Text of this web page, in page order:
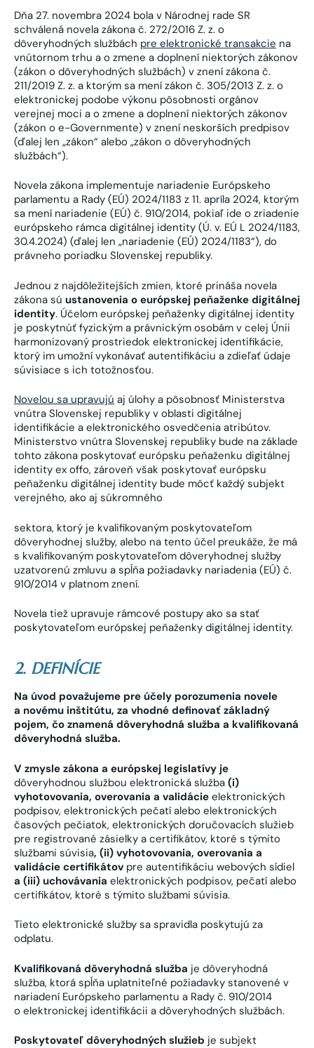
Dňa 27. novembra 2024 bola v Národnej rade SR
schválená novela zákona č. 272/2016 Z. z. o
dôveryhodných službách pre elektronické transakcie na
vnútornom trhu a o zmene a doplnení niektorých zákonov
(zákon o dôveryhodných službách) v znení zákona č.
211/2019 Z. z. a ktorým sa mení zákon č. 305/2013 Z. z. o
elektronickej podobe výkonu pôsobnosti orgánov
verejnej moci a o zmene a doplnení niektorých zákonov
(zákon o e-Governmente) v znení neskorších predpisov
(ďalej len „zákon“ alebo „zákon o dôveryhodných
službách“).
Novela zákona implementuje nariadenie Európskeho
parlamentu a Rady (EÚ) 2024/1183 z 11. apríla 2024, ktorým
sa mení nariadenie (EÚ) č. 910/2014, pokiaľ ide o zriadenie
európskeho rámca digitálnej identity (Ú. v. EÚ L 2024/1183,
30.4.2024) (ďalej len „nariadenie (EÚ) 2024/1183“), do
právneho poriadku Slovenskej republiky.
Jednou z najdôležitejších zmien, ktoré prináša novela
zákona sú ustanovenia o európskej peňaženke digitálnej
identity. Účelom európskej peňaženky digitálnej identity
je poskytnúť fyzickým a právnickým osobám v celej Únii
harmonizovaný prostriedok elektronickej identifikácie,
ktorý im umožní vykonávať autentifikáciu a zdieľať údaje
súvisiace s ich totožnosťou.
Novelou sa upravujú aj úlohy a pôsobnosť Ministerstva
vnútra Slovenskej republiky v oblasti digitálnej
identifikácie a elektronického osvedčenia atribútov.
Ministerstvo vnútra Slovenskej republiky bude na základe
tohto zákona poskytovať európsku peňaženku digitálnej
identity ex offo, zároveň však poskytovať európsku
peňaženku digitálnej identity bude môcť každý subjekt
verejného, ako aj súkromného
sektora, ktorý je kvalifikovaným poskytovateľom
dôveryhodnej služby, alebo na tento účel preukáže, že má
s kvalifikovaným poskytovateľom dôveryhodnej služby
uzatvorenú zmluvu a spĺňa požiadavky nariadenia (EÚ) č.
910/2014 v platnom znení.
Novela tiež upravuje rámcové postupy ako sa stať
poskytovateľom európskej peňaženky digitálnej identity.
2. DEFINÍCIE
Na úvod považujeme pre účely porozumenia novele
a novému inštitútu, za vhodné definovať základný
pojem, čo znamená dôveryhodná služba a kvalifikovaná
dôveryhodná služba.
V zmysle zákona a európskej legislatívy je
dôveryhodnou službou elektronická služba (i)
vyhotovovania, overovania a validácie elektronických
podpisov, elektronických pečatí alebo elektronických
časových pečiatok, elektronických doručovacích služieb
pre registrované zásielky a certifikátov, ktoré s týmito
službami súvisia, (ii) vyhotovovania, overovania a
validácie certifikátov pre autentifikáciu webových sídiel
a (iii) uchovávania elektronických podpisov, pečatí alebo
certifikátov, ktoré s týmito službami súvisia.
Tieto elektronické služby sa spravidla poskytujú za
odplatu.
Kvalifikovaná dôveryhodná služba je dôveryhodná
služba, ktorá spĺňa uplatniteľné požiadavky stanovené v
nariadení Európskeho parlamentu a Rady č. 910/2014
o elektronickej identifikácii a dôveryhodných službách.
Poskytovateľ dôveryhodných služieb je subjekt